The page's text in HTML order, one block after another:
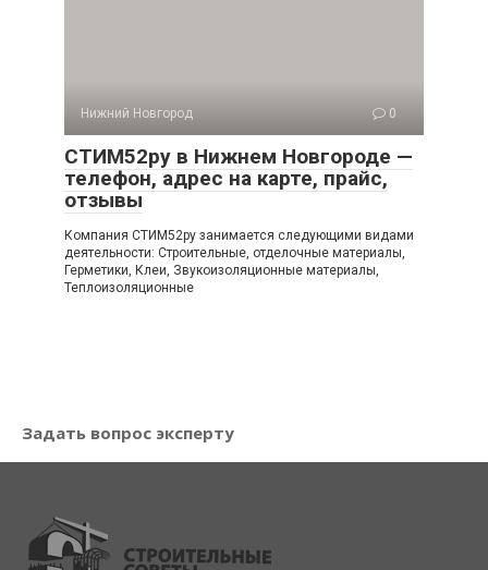
Нижний Новгород 0
СТИМ52ру в Нижнем Новгороде —
телефон, адрес на карте, прайс,
отзывы
Компания СТИМ52ру занимается следующими видами
деятельности: Строительные, отделочные материалы,
Герметики, Клеи, Звукоизоляционные материалы,
Теплоизоляционные
Задать вопрос эксперту